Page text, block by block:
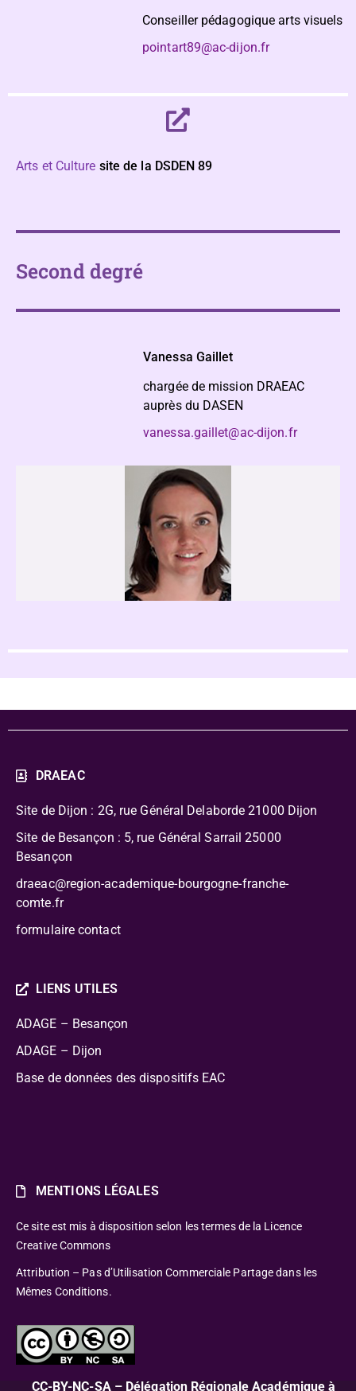
Conseiller pédagogique arts visuels
pointart89@ac-dijon.fr
Arts et Culture site de la DSDEN 89
Second degré
Vanessa Gaillet
chargée de mission DRAEAC
auprès du DASEN
vanessa.gaillet@ac-dijon.fr
DRAEAC
Site de Dijon : 2G, rue Général Delaborde 21000 Dijon
Site de Besançon : 5, rue Général Sarrail 25000
Besançon
draeac@region-academique-bourgogne-franche-
comte.fr
formulaire contact
LIENS UTILES
ADAGE – Besançon
ADAGE – Dijon
Base de données des dispositifs EAC
MENTIONS LÉGALES
Ce site est mis à disposition selon les termes de la Licence
Creative Commons
Attribution – Pas d’Utilisation Commerciale Partage dans les
Mêmes Conditions.
CC-BY-NC-SA – Délégation Régionale Académique à